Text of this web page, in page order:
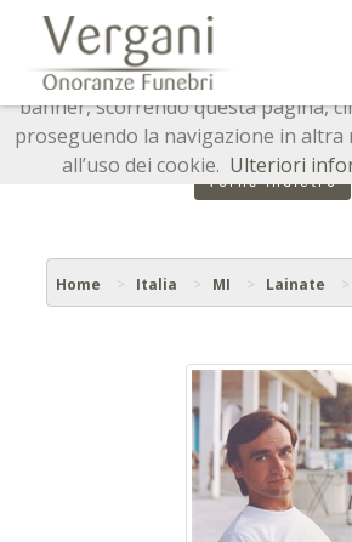
Torna indietro
Home Italia MI Lainate
Questo sito o gli strumenti terzi da
avvalgono di cookie necessari al
alle finalità illustrate nella cookie
banner, scorrendo questa pagina,
proseguendo la navigazione in altra
all’uso dei cookie. Ulteriori